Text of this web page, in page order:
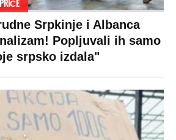
Crna Gora
Makedonija
Uslovi korišćenja
Politika privatnosti
Terms of service
Prijatelji sajta